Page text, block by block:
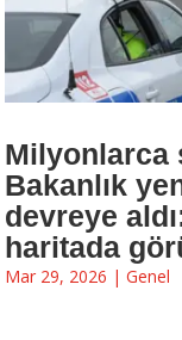
Milyonlarca
Bakanlık
devreye
haritada
Mar 29, 2026 | Genel